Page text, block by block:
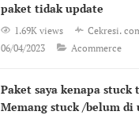
paket tidak update
1.69K views Cekresi.
06/04/2023
Acommerce
Paket saya kenapa stuck
Memang stuck /belum di